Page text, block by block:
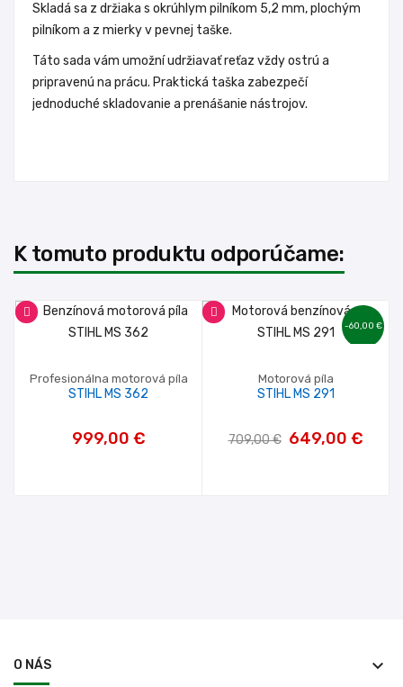
Skladá sa z držiaka s okrúhlym pilníkom 5,2 mm, plochým
pilníkom a z mierky v pevnej taške.
Táto sada vám umožní udržiavať reťaz vždy ostrú a
pripravenú na prácu. Praktická taška zabezpečí
jednoduché skladovanie a prenášanie nástrojov.
K tomuto produktu odporúčame:
Profesionálna motorová píla
STIHL MS 362
999,00 €
-60,00 €
Motorová píla
STIHL MS 291
709,00 € 649,00 €
O NÁS keyboard_arrow_down